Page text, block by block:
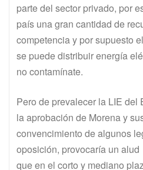
parte del sector privado, por
país una gran cantidad de
competencia y por supuesto
se puede distribuir energía
no contamínate.
Pero de prevalecer la LIE del
la aprobación de Morena y
convencimiento de algunos
oposición, provocaría un
que en el corto y mediano